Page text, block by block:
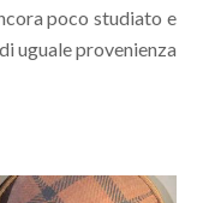
poco studiato e
uguale provenienza